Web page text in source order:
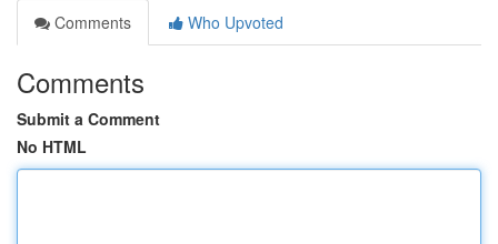
Comments
Who Upvoted
Comments
Submit a Comment
No HTML